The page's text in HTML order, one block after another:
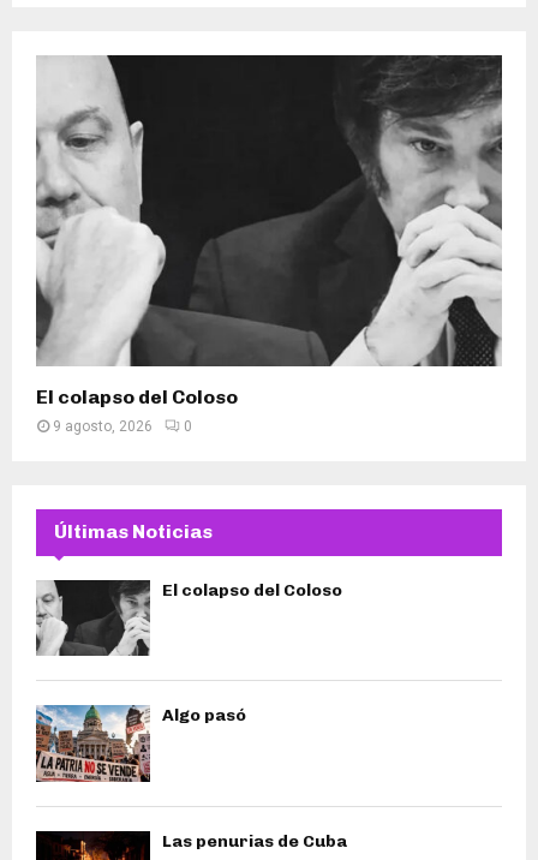
El colapso del Coloso
9 agosto, 2026 0
Últimas Noticias
El colapso del Coloso
Algo pasó
Las penurias de Cuba